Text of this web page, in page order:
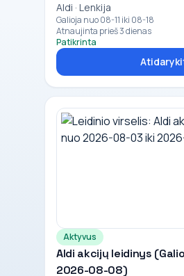
Aldi · Lenkija
Galioja nuo 08-11 iki 08-18
Atnaujinta prieš 3 dienas
Patikrinta
Aktyvus
Aldi akcijų leidinys
2026-08-08)